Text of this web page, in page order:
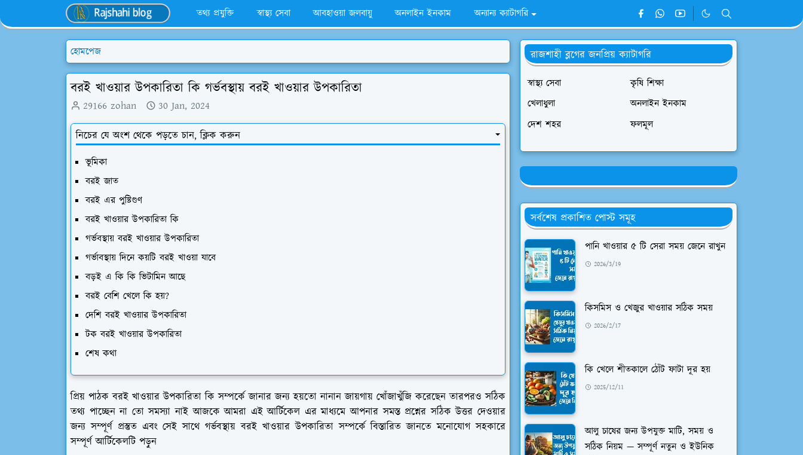
তথ্য প্রযুক্তি স্বাস্থ্য সেবা আবহাওয়া জলবায়ু অনলাইন ইনকাম অন্যান্য ক্যাটাগরি
হোমপেজ
বরই খাওয়ার উপকারিতা কি গর্ভবস্থায় বরই খাওয়ার উপকারিতা
29166 zohan 30 Jan, 2024
নিচের যে অংশ থেকে পড়তে চান, ক্লিক করুন
ভূমিকা
বরই জাত
বরই এর পুষ্টিগুণ
বরই খাওয়ার উপকারিতা কি
গর্ভবস্থায় বরই খাওয়ার উপকারিতা
গর্ভাবস্থায় দিনে কয়টি বরই খাওয়া যাবে
বড়ই এ কি কি ভিটামিন আছে
বরই বেশি খেলে কি হয়?
দেশি বরই খাওয়ার উপকারিতা
টক বরই খাওয়ার উপকারিতা
শেষ কথা
প্রিয় পাঠক বরই খাওয়ার উপকারিতা কি সম্পর্কে জানার জন্য হয়তো নানান জায়গায় খোঁজাখুঁজি করেছেন তারপরও সঠিক
তথ্য পাচ্ছেন না তো সমস্যা নাই আজকে আমরা এই আর্টিকেল এর মাধ্যমে আপনার সমস্ত প্রশ্নের সঠিক উত্তর দেওয়ার
জন্য সম্পূর্ণ প্রস্তুত এবং সেই সাথে গর্ভবস্থায় বরই খাওয়ার উপকারিতা সম্পর্কে বিস্তারিত জানতে মনোযোগ সহকারে
সম্পূর্ণ আর্টিকেলটি পড়ুন
রাজশাহী ব্লগের জনপ্রিয় ক্যাটাগরি
স্বাস্থ্য সেবা
কৃষি শিক্ষা
খেলাধুলা
অনলাইন ইনকাম
দেশ শহর
ফলমূল
সর্বশেষ প্রকাশিত পোস্ট সমূহ
পানি খাওয়ার ৫ টি সেরা সময় জেনে রাখুন
2026/3/19
কিসমিস ও খেজুর খাওয়ার সঠিক সময়
2026/2/17
কি খেলে শীতকালে ঠোঁট ফাটা দূর হয়
2025/12/11
আলু চাষের জন্য উপযুক্ত মাটি, সময় ও
সঠিক নিয়ম — সম্পূর্ণ নতুন ও ইউনিক